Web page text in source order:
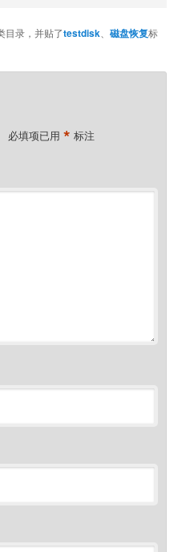
目录，并贴了testdisk 、磁盘恢复标
必填项已用* 标注